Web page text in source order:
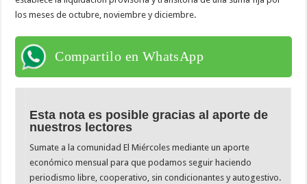
los meses de octubre, noviembre y diciembre.
Compartilo en WhatsApp
Esta nota es posible gracias al aporte de
nuestros lectores
Sumate a la comunidad El Miércoles mediante un aporte
económico mensual para que podamos seguir haciendo
periodismo libre, cooperativo, sin condicionantes y autogestivo.